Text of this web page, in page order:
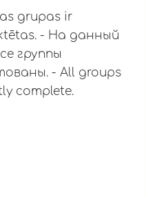
grupas ir
- На данный
группы
- All groups
complete.